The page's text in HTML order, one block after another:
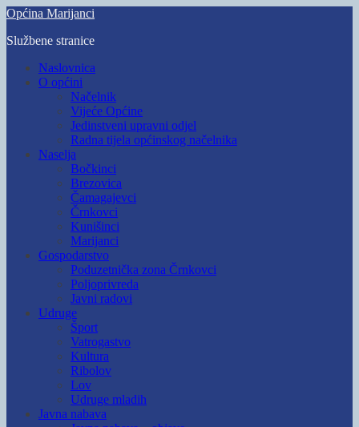
Skip
main
Općina Marijanci
Službene stranice
Toggle
mobile
Naslovnica
O općini
Načelnik
Vijeće Općine
Jedinstveni upravni odjel
Radna tijela općinskog načelnika
Naselja
Bočkinci
Brezovica
Čamagajevci
Črnkovci
Kunišinci
Marijanci
Gospodarstvo
Poduzetnička zona Črnkovci
Poljoprivreda
Javni radovi
Udruge
Šport
Vatrogastvo
Kultura
Ribolov
Lov
Udruge mladih
Javna nabava